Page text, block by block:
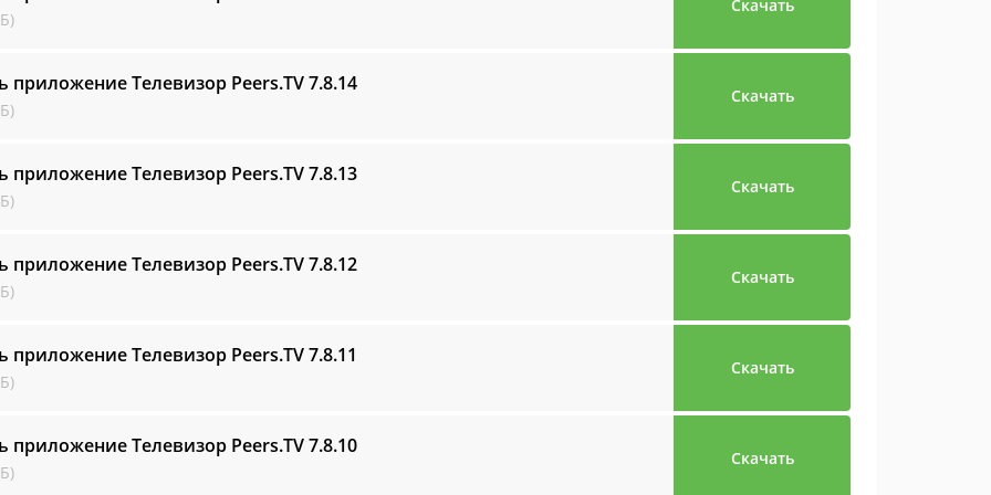
Скачать
приложение Телевизор Peers.TV7.8.14
Скачать
приложение Телевизор Peers.TV7.8.13
Скачать
приложение Телевизор Peers.TV7.8.12
Скачать
приложение Телевизор Peers.TV7.8.11
Скачать
приложение Телевизор Peers.TV7.8.10
Скачать